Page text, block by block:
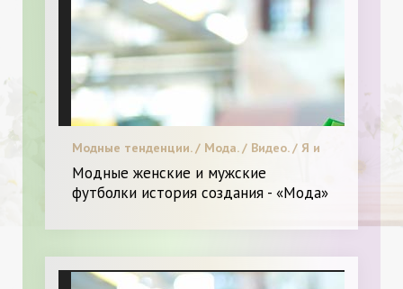
Модные тенденции. / Мода. / Видео. / Я и
Модные женские и мужские
футболки история создания - «Мода»